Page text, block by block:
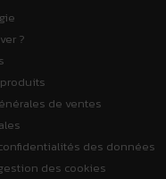
?
de ventes
des données
des cookies